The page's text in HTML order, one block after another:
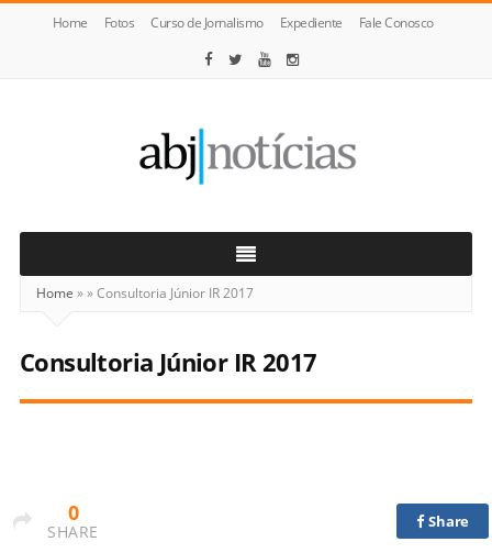
Home Fotos Curso de Jornalismo Expediente Fale Conosco
Notícias
Home »»Consultoria Júnior IR 2017
Consultoria Júnior IR 2017
0
SHARE
Share